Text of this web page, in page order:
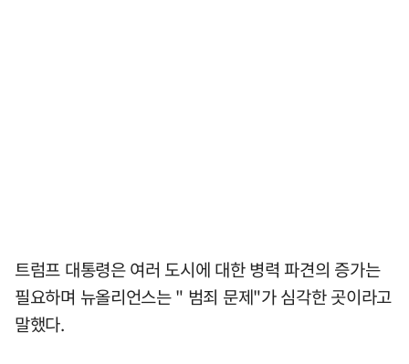
트럼프 대통령은 여러 도시에 대한 병력 파견의 증가는
필요하며 뉴올리언스는 " 범죄 문제"가 심각한 곳이라고
말했다.